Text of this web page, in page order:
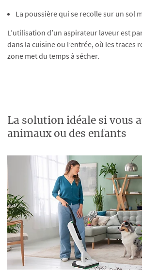
La poussière qui se recolle sur un sol
L’utilisation d’un aspirateur laveur est
dans la cuisine ou l’entrée, où les traces
zone met du temps à sécher.
La solution idéale si vous
animaux ou des enfants